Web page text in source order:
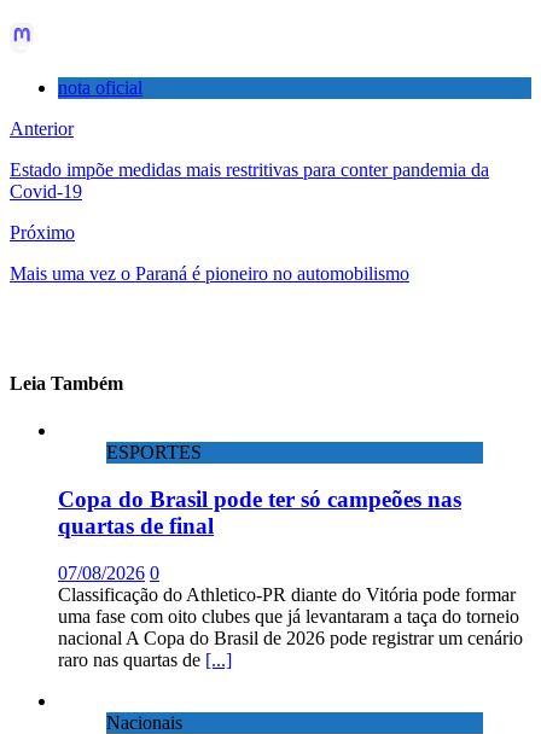
nota oficial
Anterior
Estado impõe medidas mais restritivas para conter pandemia da
Covid-19
Próximo
Mais uma vez o Paraná é pioneiro no automobilismo
Leia Também
ESPORTES
Copa do Brasil pode ter só campeões nas
quartas de final
07/08/2026 0
Classificação do Athletico-PR diante do Vitória pode formar
uma fase com oito clubes que já levantaram a taça do torneio
nacional A Copa do Brasil de 2026 pode registrar um cenário
raro nas quartas de [...]
Nacionais